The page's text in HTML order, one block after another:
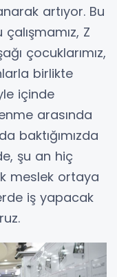
artıyor. Bu
Z
çocuklarımız,
birlikte
içinde
arasında
baktığımızda
şu an hiç
meslek ortaya
iş yapacak